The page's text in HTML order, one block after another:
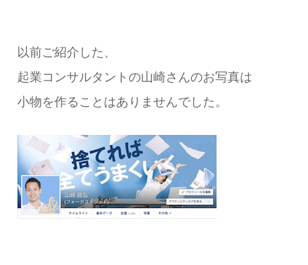
以前ご紹介した、
起業コンサルタントの山崎さんのお写真は
小物を作ることはありませんでした。